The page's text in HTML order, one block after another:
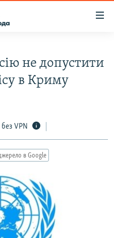
не допустити
в Криму
VPN
в Google